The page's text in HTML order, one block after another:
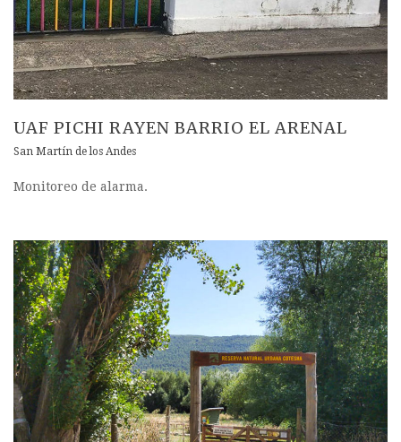
UAF PICHI RAYEN BARRIO EL ARENAL
San Martín de los Andes
Monitoreo de alarma.